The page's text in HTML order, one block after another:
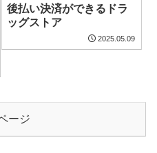
後払い決済ができるドラ
ッグストア
2025.05.09
ージ